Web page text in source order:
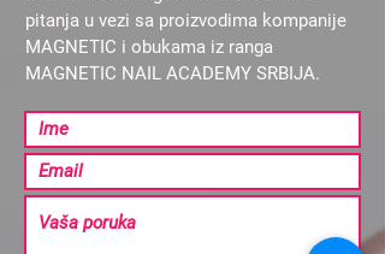
pitanja u vezi sa proizvodima kompanije
MAGNETIC i obukama iz ranga
MAGNETIC NAIL ACADEMY SRBIJA.